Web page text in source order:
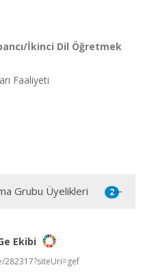
İkinci Dil Öğretmek
Faaliyeti
Grubu Üyelikleri 2
Ekibi